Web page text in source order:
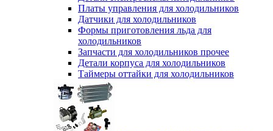
Платы управления для холодильников
Датчики для холодильников
Формы приготовления льда для
холодильников
Запчасти для холодильников прочее
Детали корпуса для холодильников
Таймеры оттайки для холодильников